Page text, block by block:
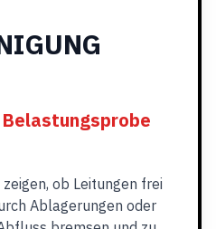
ob Leitungen frei
Ablagerungen oder